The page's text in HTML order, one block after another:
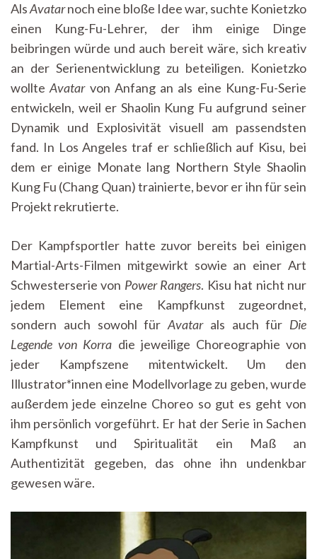
AlsAvatarnoch eine bloße Idee war, suchte Konietzko
einen Kung-Fu-Lehrer, der ihm einige Dinge
beibringen würde und auch bereit wäre, sich kreativ
an der Serienentwicklung zu beteiligen. Konietzko
wollteAvatarvon Anfang an als eine Kung-Fu-Serie
entwickeln, weil er Shaolin Kung Fu aufgrund seiner
Dynamik und Explosivität visuell am passendsten
fand. In Los Angeles traf er schließlich auf Kisu, bei
dem er einige Monate lang Northern Style Shaolin
Kung Fu (Chang Quan) trainierte, bevor er ihn für sein
Projekt rekrutierte.
Der Kampfsportler hatte zuvor bereits bei einigen
Martial-Arts-Filmen mitgewirkt sowie an einer Art
Schwesterserie von Power Rangers. Kisu hat nicht nur
jedem Element eine Kampfkunst zugeordnet,
sondern auch sowohl für Avatarals auch für Die
Legende von Korra die jeweilige Choreographie von
jeder Kampfszene mitentwickelt. Um den
Illustrator*innen eine Modellvorlage zu geben, wurde
außerdem jede einzelne Choreo so gut es geht von
ihm persönlich vorgeführt. Er hat der Serie in Sachen
Kampfkunst und Spiritualität ein Maß an
Authentizität gegeben, das ohne ihn undenkbar
gewesen wäre.